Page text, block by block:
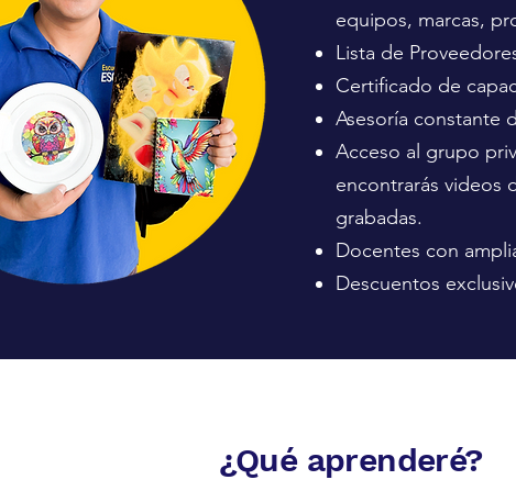
equipos, marcas,
Lista de
Certificado de
Asesoría constante
Acceso al grupo
encontrarás videos
grabadas.
Docentes con
Descuentos
¿Qué aprenderé?